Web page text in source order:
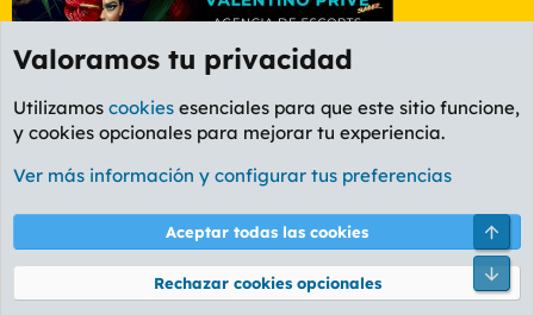
Etiquetas
Cookies
PL OLDSTYLE AMARILLO
Términos y reglas Política de privacidad Ayuda
Community platform by XenForo® © 2010-2026 XenForo Ltd.
Valoramos tu privacidad
Utilizamos cookies esenciales para que este sitio funcione,
y cookies opcionales para mejorar tu experiencia.
Ver más información y configurar tus preferencias
Aceptar todas las cookies
Rechazar cookies opcionales
Pie